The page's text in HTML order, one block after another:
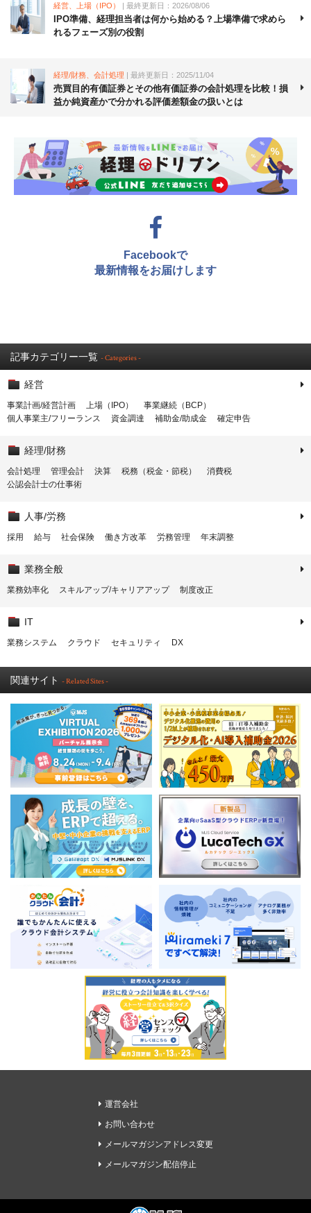
経営、上場（IPO） | 最終更新日：2026/08/06
IPO準備、経理担当者は何から始める？上場準備で求めら
れるフェーズ別の役割
経理/財務、会計処理 | 最終更新日：2025/11/04
売買目的有価証券とその他有価証券の会計処理を比較！損
益か純資産かで分かれる評価差額金の扱いとは
Facebookで
最新情報をお届けします
記事カテゴリー一覧 - Categories -
経営
事業計画/経営計画 上場（IPO）
事業継続（BCP）
個人事業主/フリーランス
資金調達 補助金/助成金 確定申告
経理/財務
会計処理 管理会計 決算 税務（税金・節税）
消費税
公認会計士の仕事術
人事/労務
採用 給与 社会保険 働き方改革 労務管理 年末調整
業務全般
業務効率化 スキルアップ/キャリアアップ 制度改正
IT
業務システム クラウド セキュリティ DX
関連サイト - Related Sites -
運営会社
お問い合わせ
メールマガジンアドレス変更
メールマガジン配信停止